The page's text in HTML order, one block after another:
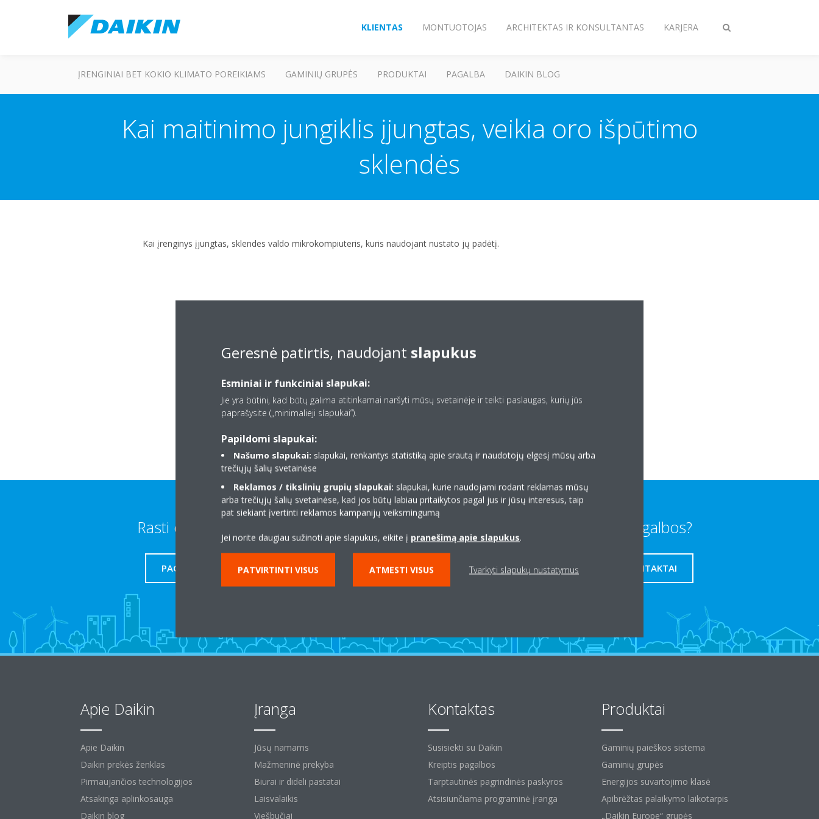
Perjungiama
KLIENTAS MONTUOTOJAS ARCHITEKTAS IR KONSULTANTAS KARJERA
ĮRENGINIAI BET KOKIO KLIMATO POREIKIAMS GAMINIŲ GRUPĖS PRODUKTAI PAGALBA DAIKIN BLOG
Kai maitinimo jungiklis įjungtas, veikia oro išpūtimo
sklendės
Kai įrenginys įjungtas, sklendes valdo mikrokompiuteris, kuris naudojant nustato jų padėtį.
Rasti daugiau
PAGALBA
Reikia pagalbos?
MŪSŲ KONTAKTAI
Apie Daikin
Apie Daikin
Daikin prekės ženklas
Pirmaujančios technologijos
Atsakinga aplinkosauga
Daikin blog
Įranga
Jūsų namams
Mažmeninė prekyba
Biurai ir dideli pastatai
Laisvalaikis
Viešbučiai
Kontaktas
Susisiekti su Daikin
Kreiptis pagalbos
Tarptautinės pagrindinės paskyros
Atsisiunčiama programinė įranga
Produktai
Gaminių paieškos sistema
Gaminių grupės
Energijos suvartojimo klasė
Apibrėžtas palaikymo laikotarpis
„Daikin Europe“ grupės
Geresnė patirtis, naudojant slapukus
Esminiai ir funkciniai slapukai:
Jie yra būtini, kad būtų galima atitinkamai naršyti mūsų svetainėje ir teikti paslaugas, kurių jūs
paprašysite („minimalieji slapukai“).
Papildomi slapukai:
Našumo slapukai: slapukai, renkantys statistiką apie srautą ir naudotojų elgesį mūsų arba
trečiųjų šalių svetainėse
Reklamos / tikslinių grupių slapukai: slapukai, kurie naudojami rodant reklamas mūsų
arba trečiųjų šalių svetainėse, kad jos būtų labiau pritaikytos pagal jus ir jūsų interesus, taip
pat siekiant įvertinti reklamos kampanijų veiksmingumą
Jei norite daugiau sužinoti apie slapukus, eikite į pranešimą apie slapukus.
PATVIRTINTI VISUS ATMESTI VISUS Tvarkyti slapukų nustatymus